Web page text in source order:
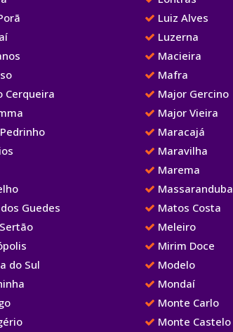
Cerqueira
Guedes
do Sul
Luiz Alves
Luzerna
Macieira
Mafra
Major Gercino
Major Vieira
Maracajá
Maravilha
Marema
Massaranduba
Matos Costa
Meleiro
Mirim Doce
Modelo
Mondaí
Monte Carlo
Monte Castelo